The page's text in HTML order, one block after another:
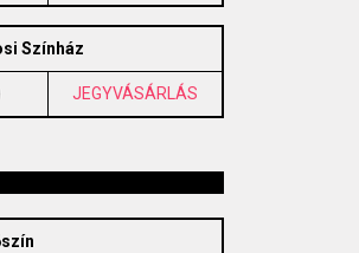
Színház
JEGYVÁSÁRLÁS